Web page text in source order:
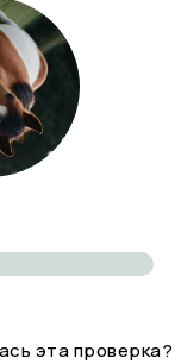
эта проверка?